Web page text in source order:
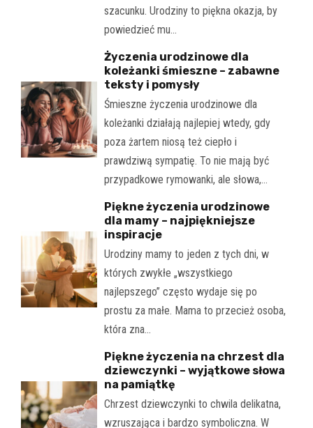
szacunku. Urodziny to piękna okazja, by
powiedzieć mu…
Życzenia urodzinowe dla
koleżanki śmieszne – zabawne
teksty i pomysły
Śmieszne życzenia urodzinowe dla
koleżanki działają najlepiej wtedy, gdy
poza żartem niosą też ciepło i
prawdziwą sympatię. To nie mają być
przypadkowe rymowanki, ale słowa,…
Piękne życzenia urodzinowe
dla mamy – najpiękniejsze
inspiracje
Urodziny mamy to jeden z tych dni, w
których zwykłe „wszystkiego
najlepszego” często wydaje się po
prostu za małe. Mama to przecież osoba,
która zna…
Piękne życzenia na chrzest dla
dziewczynki – wyjątkowe słowa
na pamiątkę
Chrzest dziewczynki to chwila delikatna,
wzruszająca i bardzo symboliczna. W